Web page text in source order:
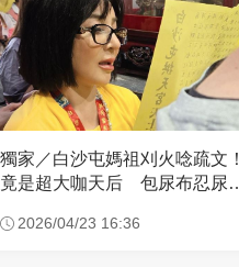
獨家／白沙屯媽祖刈火唸疏文！
竟是超大咖天后 包尿布忍尿5
2026/04/23 16:36